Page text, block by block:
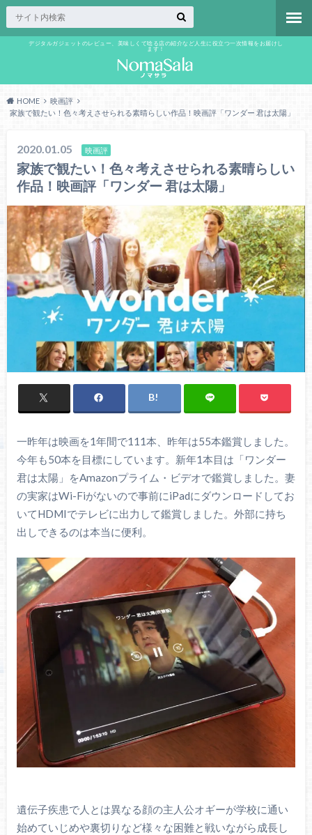
デジタルガジェットのレビュー、美味しくて唸る店の紹介など人生に役立つ一次情報をお届けし
ます！
HOME
映画評
家族で観たい！色々考えさせられる素晴らしい作品！映画評「ワンダー 君は太陽」
2020.01.05 映画評
家族で観たい！色々考えさせられる素晴らしい
作品！映画評「ワンダー 君は太陽」
一昨年は映画を1年間で111本、昨年は55本鑑賞しました。
今年も50本を目標にしています。新年1本目は「ワンダー
君は太陽」をAmazonプライム・ビデオで鑑賞しました。妻
の実家はWi-Fiがないので事前にiPadにダウンロードしてお
いてHDMIでテレビに出力して鑑賞しました。外部に持ち
出しできるのは本当に便利。
遺伝子疾患で人とは異なる顔の主人公オギーが学校に通い
始めていじめや裏切りなど様々な困難と戦いながら成長し